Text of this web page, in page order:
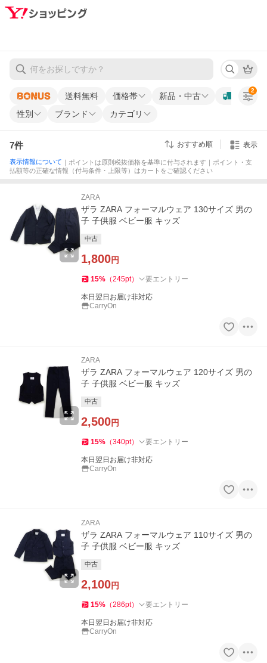
送料無料 価格帯
新品・中古
性別
ブランド カテゴリ
2
7件 おすすめ順 表示
表示情報について ｜ポイントは原則税抜価格を基準に付与されます｜ポイント・支
払額等の正確な情報（付与条件・上限等）はカートをご確認ください
ZARA
ザラ ZARA フォーマルウェア 130サイズ 男の
子 子供服 ベビー服 キッズ
中古
1,800円
15% （245pt） 要エントリー
本日翌日お届け非対応
CarryOn
ZARA
ザラ ZARA フォーマルウェア 120サイズ 男の
子 子供服 ベビー服 キッズ
中古
2,500円
15% （340pt） 要エントリー
本日翌日お届け非対応
CarryOn
ZARA
ザラ ZARA フォーマルウェア 110サイズ 男の
子 子供服 ベビー服 キッズ
中古
2,100円
15% （286pt） 要エントリー
本日翌日お届け非対応
CarryOn